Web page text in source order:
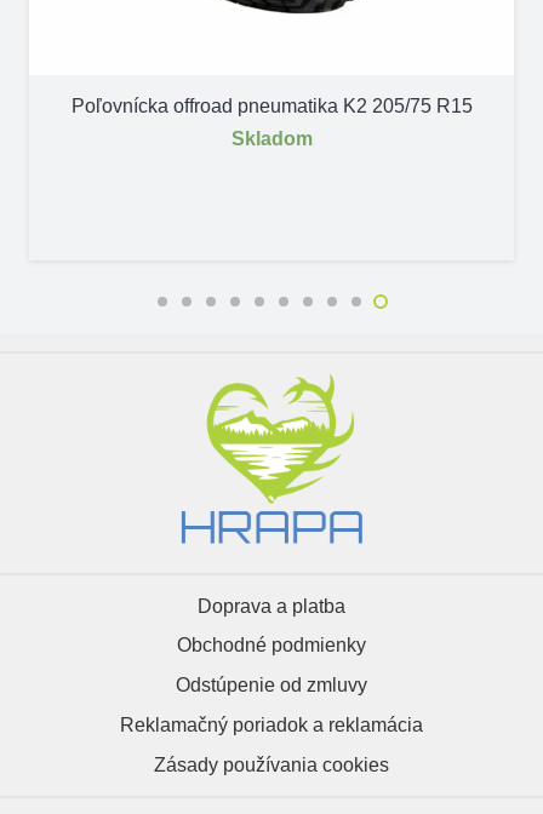
Poľovnícka offroad pneumatika K2 205/75 R15
Skladom
Doprava a platba
Obchodné podmienky
Odstúpenie od zmluvy
Reklamačný poriadok a reklamácia
Zásady používania cookies